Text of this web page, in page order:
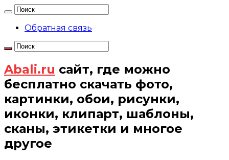
Обратная связь
Abali.ru сайт, где можно
бесплатно скачать фото,
картинки, обои, рисунки,
иконки, клипарт, шаблоны,
сканы, этикетки и многое
другое